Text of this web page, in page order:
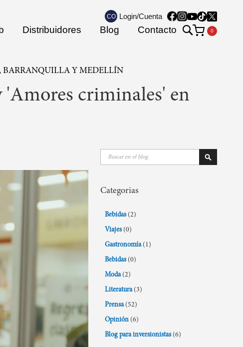
CO Login/Cuenta
Distribuidores Blog Contacto
Search
BARRANQUILLA Y MEDELLÍN
'Amores criminales' en
Buscar
Categorias
Bebidas (2)
Viajes (0)
Gastronomía (1)
Bebidas (0)
Moda (2)
Literatura (3)
Prensa (52)
Opinión (6)
Blog para inversionistas (6)